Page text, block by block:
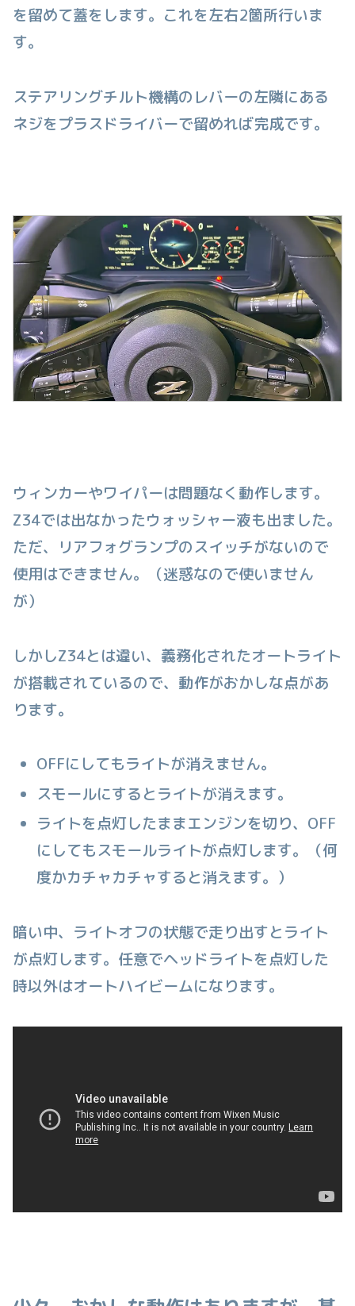
を留めて蓋をします。これを左右2箇所行いま
す。
ステアリングチルト機構のレバーの左隣にある
ネジをプラスドライバーで留めれば完成です。
ウィンカーやワイパーは問題なく動作します。
Z34では出なかったウォッシャー液も出ました。
ただ、リアフォグランプのスイッチがないので
使用はできません。（迷惑なので使いません
が）
しかしZ34とは違い、義務化されたオートライト
が搭載されているので、動作がおかしな点があ
ります。
OFFにしてもライトが消えません。
スモールにするとライトが消えます。
ライトを点灯したままエンジンを切り、OFF
にしてもスモールライトが点灯します。（何
度かカチャカチャすると消えます。）
暗い中、ライトオフの状態で走り出すとライト
が点灯します。任意でヘッドライトを点灯した
時以外はオートハイビームになります。